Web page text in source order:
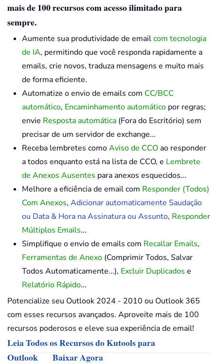
mais de 100 recursos com acesso ilimitado para
sempre.
Aumente sua produtividade de emailcom tecnologia
de IA, permitindo que você responda rapidamente a
emails, crie novos, traduza mensagens e muito mais
de forma eficiente.
Automatize o envio de emails com CC/BCC
automático, Encaminhamento automático por regras;
envie Resposta automática (Fora do Escritório) sem
precisar de um servidor de exchange...
Receba lembretes comoAviso de CCOao responder
a todos enquanto está na lista de CCO, e Lembrete
de Anexos Ausentes para anexos esquecidos...
Melhore a eficiência de email com Responder (Todos)
Com Anexos, Adicionar automaticamente Saudação
ou Data & Hora na Assinatura ou Assunto, Responder
Múltiplos Emails...
Simplifique o envio de emails com Recallar Emails,
Ferramentas de Anexo (Comprimir Todos, Salvar
Todos Automaticamente...), Excluir Duplicados e
Relatório Rápido...
Potencialize seu Outlook 2024 - 2010 ou Outlook 365
com esses recursos avançados. Aproveite mais de 100
recursos poderosos e eleve sua experiência de email!
Leia Todos os Recursos do Kutools para
Outlook
Baixar Agora